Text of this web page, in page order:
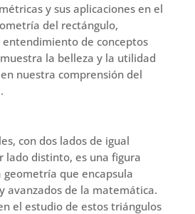
y sus aplicaciones en el
del rectángulo,
de conceptos
la belleza y la utilidad
nuestra comprensión del
con dos lados de igual
lado distinto, es una figura
que encapsula
avanzados de la matemática.
el estudio de estos triángulos